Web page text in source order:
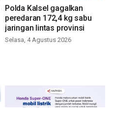
Polda Kalsel gagalkan
peredaran 172,4 kg sabu
jaringan lintas provinsi
Selasa, 4 Agustus 2026